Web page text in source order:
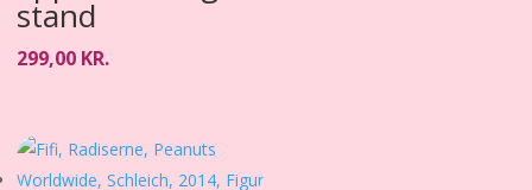
stand
299,00 KR.